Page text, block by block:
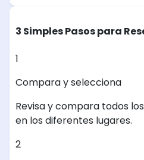
3 Simples Pasos para
1
Compara y selecciona
Revisa y compara todos
en los diferentes lugares.
2